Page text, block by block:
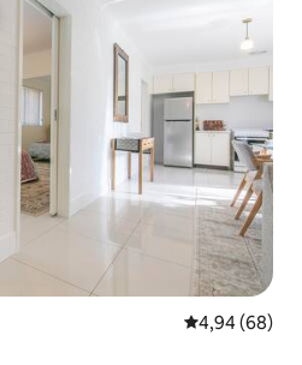
4,94 af 5 í
4,94 (68)